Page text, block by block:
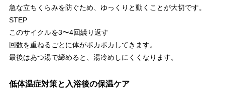
急な立ちくらみを防ぐため、ゆっくりと動くことが大切です。
STEP
このサイクルを3〜4回繰り返す
回数を重ねるごとに体がポカポカしてきます。
最後はあつ湯で締めると、湯冷めしにくくなります。
低体温症対策と入浴後の保温ケア